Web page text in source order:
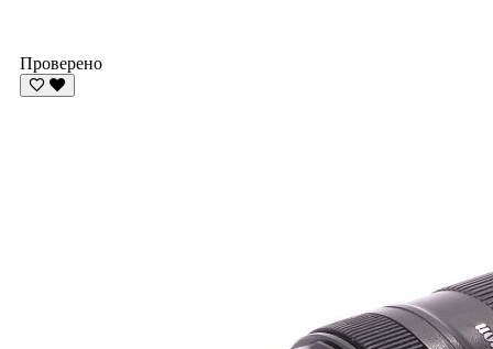
Проверено